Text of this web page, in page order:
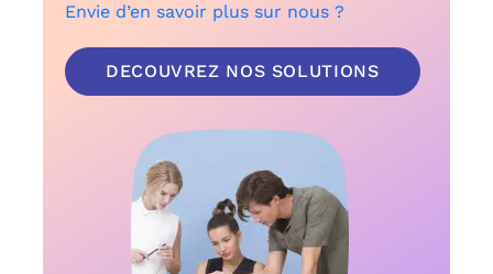
Envie d’en savoir plus sur nous ?
DECOUVREZ NOS SOLUTIONS